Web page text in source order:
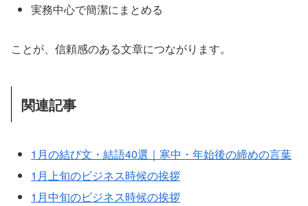
実務中心で簡潔にまとめる
ことが、信頼感のある文章につながります。
関連記事
1月の結び文・結語40選｜寒中・年始後の締めの言葉
1月上旬のビジネス時候の挨拶
1月中旬のビジネス時候の挨拶